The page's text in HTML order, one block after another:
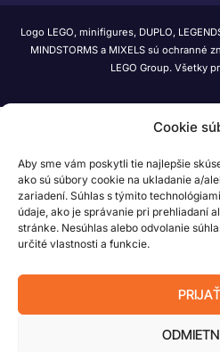
Cookie
Aby sme vám poskytli tie najlepšie
ako sú súbory cookie na ukladanie a/
zariadení. Súhlas s týmito
údaje, ako je správanie pri prehliadaní
stránke. Nesúhlas alebo odvolanie
určité vlastnosti a funkcie.
PRIJAŤ
Logo LEGO, minifigures, DUPLO,
MINDSTORMS a MIXELS sú ochranné
LEGO Group. Všetky